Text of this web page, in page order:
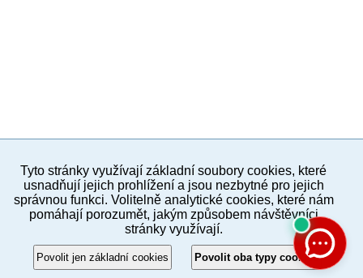
PC verze ENG
Povinné a praktické informace
© 2012–2019 MČ Praha 8
Tyto stránky využívají základní soubory cookies, které
usnadňují jejich prohlížení a jsou nezbytné pro jejich
správnou funkci. Volitelně analytické cookies, které nám
pomáhají porozumět, jakým způsobem návštěvníci
stránky využívají.
Povolit jen základní cookies Povolit oba typy cookies